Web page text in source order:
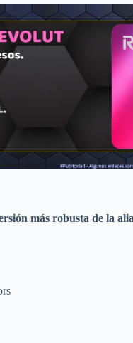
más robusta de la